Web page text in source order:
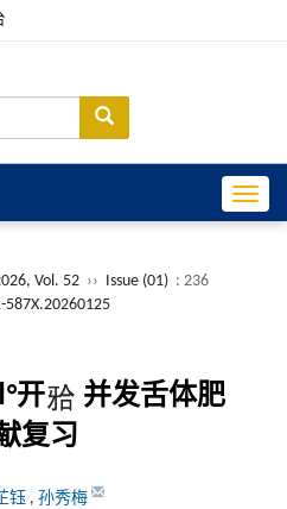
Vol. 52 ›› Issue (01) : 236
开
并发舌体肥
复习
钰 , 孙秀梅